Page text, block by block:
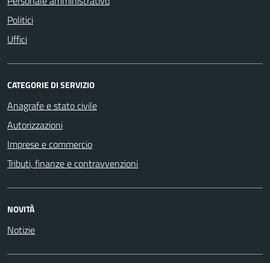
Politici
Uffici
CATEGORIE DI SERVIZIO
Anagrafe e stato civile
Autorizzazioni
Imprese e commercio
Tributi, finanze e contravvenzioni
NOVITÀ
Notizie